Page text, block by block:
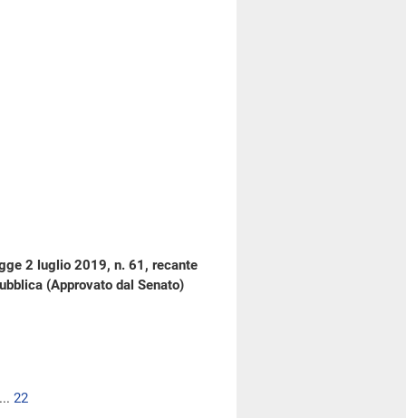
2 luglio 2019, n. 61, recante
(Approvato dal Senato)
22